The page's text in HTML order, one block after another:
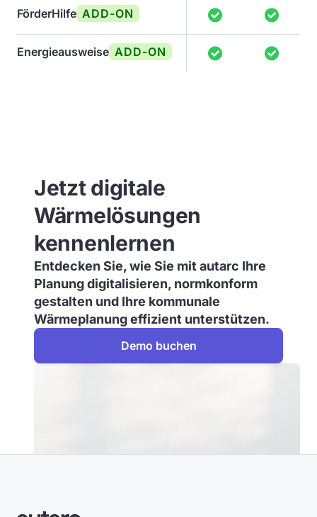
FörderHilfe ADD-ON
Energieausweise ADD-ON
Jetzt digitale
Wärmelösungen
kennenlernen
Entdecken Sie, wie Sie mit autarc Ihre
Planung digitalisieren, normkonform
gestalten und Ihre kommunale
Wärmeplanung effizient unterstützen.
Demo buchen